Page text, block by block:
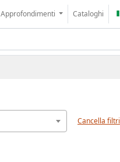
Approfondimenti Cataloghi
Cancella filtri